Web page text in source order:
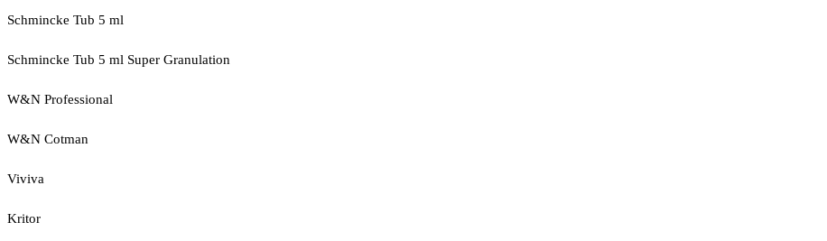
Schmincke Tub 5 ml
Schmincke Tub 5 ml Super Granulation
W&N Professional
W&N Cotman
Viviva
Kritor